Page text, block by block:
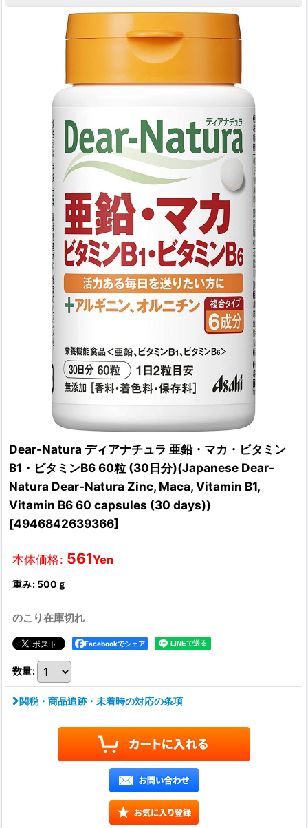
Dear-Natura ディアナチュラ 亜鉛・マカ・ビタミン
B1・ビタミンB6 60粒 (30日分)(Japanese Dear-
Natura Dear-Natura Zinc, Maca, Vitamin B1,
Vitamin B6 60 capsules (30 days))
[4946842639366]
本体価格: 561Yen
重み: 500ｇ
のこり在庫切れ
Facebookでシェア
数量:
関税・商品追跡・未着時の対応の条項